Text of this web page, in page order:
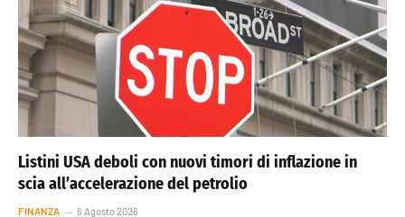
Listini USA deboli con nuovi timori di inflazione in
scia all’accelerazione del petrolio
FINANZA 6 Agosto 2026